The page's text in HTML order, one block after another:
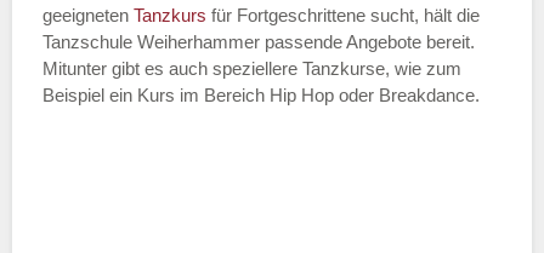
geeigneten Tanzkurs für Fortgeschrittene sucht, hält die
Tanzschule Weiherhammer passende Angebote bereit.
Mitunter gibt es auch speziellere Tanzkurse, wie zum
Beispiel ein Kurs im Bereich Hip Hop oder Breakdance.